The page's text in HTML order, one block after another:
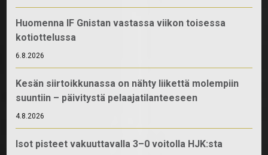
Huomenna IF Gnistan vastassa viikon toisessa
kotiottelussa
6.8.2026
Kesän siirtoikkunassa on nähty liikettä molempiin
suuntiin – päivitystä pelaajatilanteeseen
4.8.2026
Isot pisteet vakuuttavalla 3–0 voitolla HJK:sta